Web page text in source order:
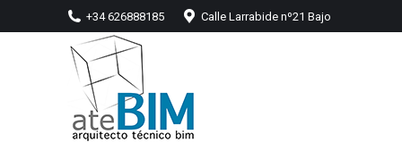
+34 626888185 Calle Larrabide nº21 Bajo